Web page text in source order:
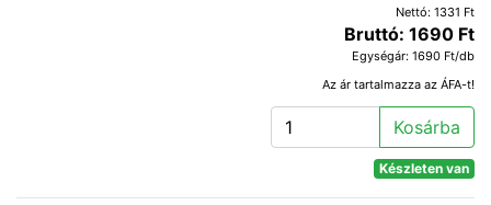
Nettó: 1331 Ft
Bruttó: 1690 Ft
Egységár: 1690 Ft/db
Az ár tartalmazza az ÁFA-t!
Kosárba
Készleten van